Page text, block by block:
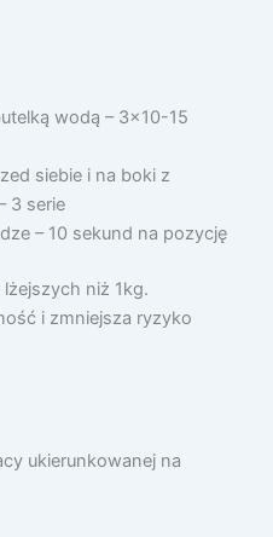
wodą – 3×10-15
siebie i na boki z
3 serie
– 10 sekund na pozycję
niż 1kg.
i zmniejsza ryzyko
ukierunkowanej na